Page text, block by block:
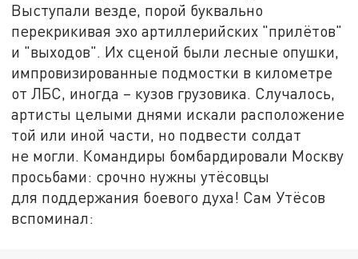
Выступали везде, порой буквально
перекрикивая эхо артиллерийских "прилётов"
и "выходов". Их сценой были лесные опушки,
импровизированные подмостки в километре
от ЛБС, иногда – кузов грузовика. Случалось,
артисты целыми днями искали расположение
той или иной части, но подвести солдат
не могли. Командиры бомбардировали Москву
просьбами: срочно нужны утёсовцы
для поддержания боевого духа! Сам Утёсов
вспоминал: